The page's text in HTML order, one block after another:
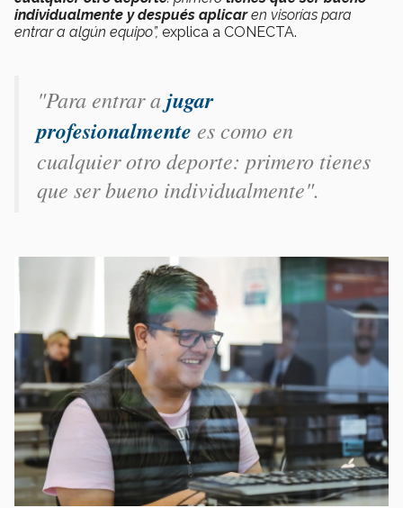
individualmente y después aplicaren visorías para
entrar a algún equipo”, explica a CONECTA.
"Para entrar ajugar
profesionalmente es como en
cualquier otro deporte: primero tienes
que ser bueno individualmente".